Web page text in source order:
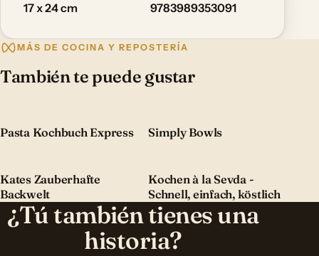
17 x 24 cm 9783989353091
MÁS DE COCINA Y REPOSTERÍA
También te puede gustar
Pasta Kochbuch Express Simply Bowls
Kates Zauberhafte
Backwelt
Kochen à la Sevda -
Schnell, einfach, köstlich
¿Tú también tienes una
historia?